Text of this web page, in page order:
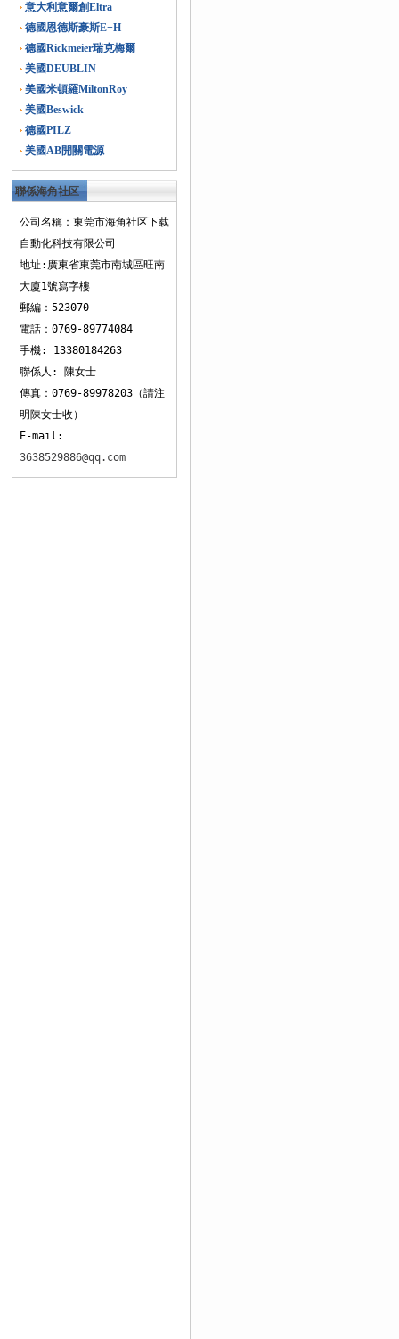
意大利意爾創Eltra
德國恩德斯豪斯E+H
德國Rickmeier瑞克梅爾
美國DEUBLIN
美國米頓羅MiltonRoy
美國Beswick
德國PILZ
美國AB開關電源
聯係海角社区
下载
公司名稱：東莞市海角社区下载
自動化科技有限公司
地址:廣東省東莞市南城區旺南
大廈1號寫字樓
郵編：523070
電話：0769-89774084
手機: 13380184263
聯係人: 陳女士
傳真：0769-89978203（請注
明陳女士收）
E-mail:
3638529886@qq.com